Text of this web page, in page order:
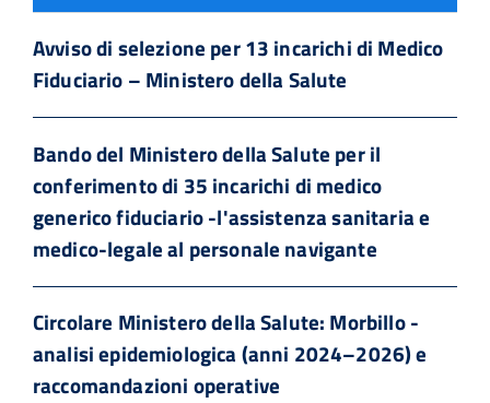
Avviso di selezione per 13 incarichi di Medico
Fiduciario – Ministero della Salute
Bando del Ministero della Salute per il
conferimento di 35 incarichi di medico
generico fiduciario -l'assistenza sanitaria e
medico-legale al personale navigante
Circolare Ministero della Salute: Morbillo -
analisi epidemiologica (anni 2024–2026) e
raccomandazioni operative